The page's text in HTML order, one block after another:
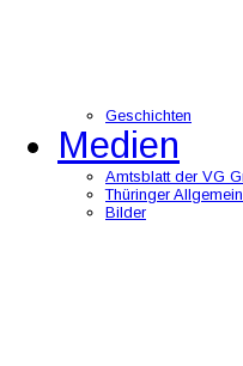
Geschichten
Medien
Amtsblatt der VG
Thüringer
Bilder